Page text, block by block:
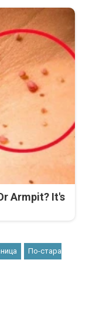
Armpit? It's
По-стара